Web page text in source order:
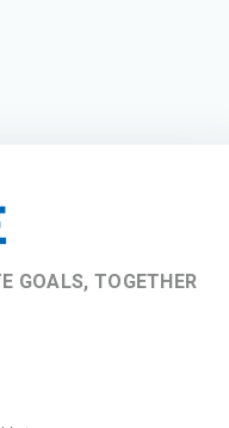
GOALS, TOGETHER